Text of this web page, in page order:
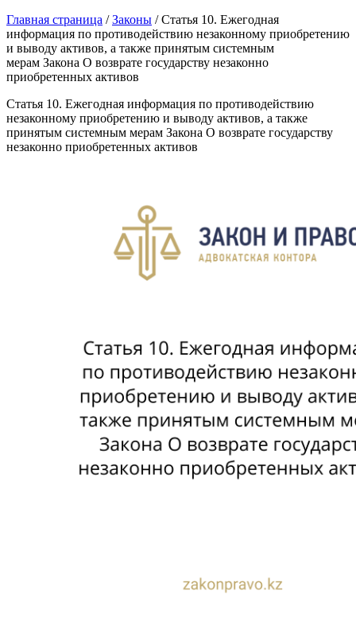
Главная страница /Законы /Статья 10. Ежегодная
информация по противодействию незаконному приобретению
и выводу активов, а также принятым системным
мерам Закона О возврате государству незаконно
приобретенных активов
Статья 10. Ежегодная информация по противодействию
незаконному приобретению и выводу активов, а также
принятым системным мерам Закона О возврате государству
незаконно приобретенных активов